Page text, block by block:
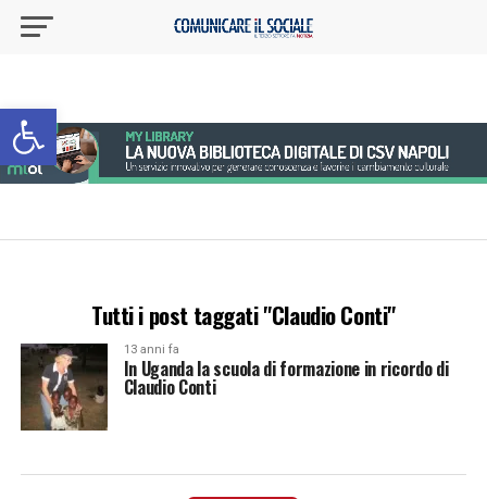
Apri la barra degli strumenti
Tutti i post taggati "Claudio Conti"
13 anni fa
In Uganda la scuola di formazione in ricordo di
Claudio Conti